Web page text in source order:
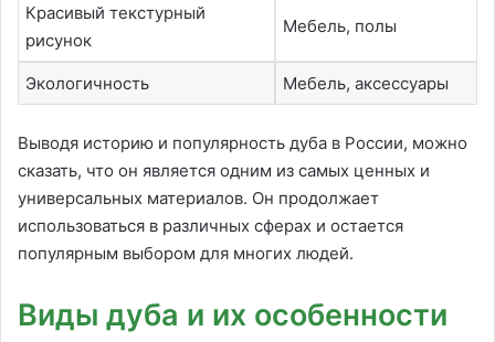
Красивый текстурный
рисунок
Мебель, полы
Экологичность Мебель, аксессуары
Выводя историю и популярность дуба в России, можно
сказать, что он является одним из самых ценных и
универсальных материалов. Он продолжает
использоваться в различных сферах и остается
популярным выбором для многих людей.
Виды дуба и их особенности